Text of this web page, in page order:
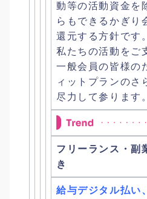
動等の活動資金を
らもできるかぎり
還元する方針です。
私たちの活動をご
一般会員の皆様の
ィットプランのさ
尽力して参ります。
フリーランス・副
き
給与デジタル払い